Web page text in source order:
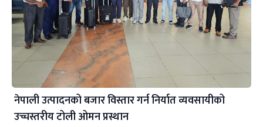
नेपाली उत्पादनको बजार विस्तार गर्न निर्यात व्यवसायीको
उच्चस्तरीय टोली ओमन प्रस्थान